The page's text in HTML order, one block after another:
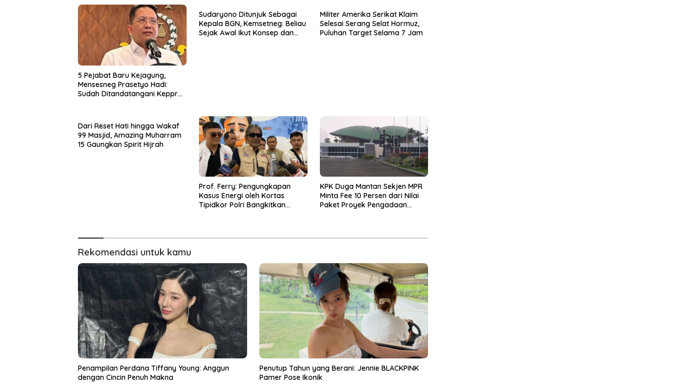
5 Pejabat Baru Kejagung,
Mensesneg Prasetyo Hadi:
Sudah Ditandatangani Keppres
Sudaryono Ditunjuk Sebagai
Kepala BGN, Kemsetneg: Beliau
Sejak Awal Ikut Konsep dan
Militer Amerika Serikat Klaim
Selesai Serang Selat Hormuz,
Puluhan Target Selama 7 Jam
Dari Reset Hati hingga Wakaf
99 Masjid, Amazing Muharram
15 Gaungkan Spirit Hijrah
Prof. Ferry: Pengungkapan
Kasus Energi oleh Kortas
Tipidkor Polri Bangkitkan
KPK Duga Mantan Sekjen MPR
Minta Fee 10 Persen dari Nilai
Paket Proyek Pengadaan
Rekomendasi untuk kamu
Penampilan Perdana Tiffany Young: Anggun
dengan Cincin Penuh Makna
Penutup Tahun yang Berani: Jennie BLACKPINK
Pamer Pose Ikonik